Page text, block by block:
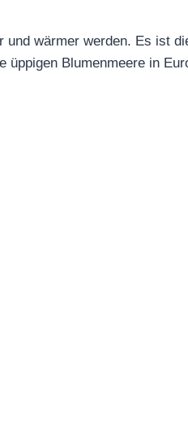
wärmer werden. Es ist
Blumenmeere in